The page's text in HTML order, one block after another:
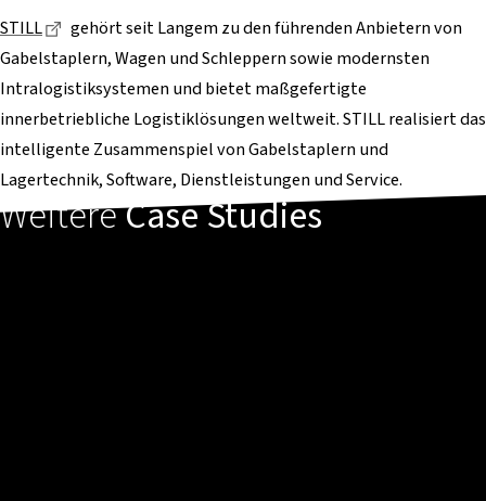
STILL Dieser Link führt zu einer externen Seite
gehört seit Langem zu den führenden Anbietern von
Gabelstaplern, Wagen und Schleppern sowie modernsten
Intralogistiksystemen und bietet maßgefertigte
innerbetriebliche Logistiklösungen weltweit. STILL realisiert das
intelligente Zusammenspiel von Gabelstaplern und
Lagertechnik, Software, Dienstleistungen und Service.
WeitereCase Studies